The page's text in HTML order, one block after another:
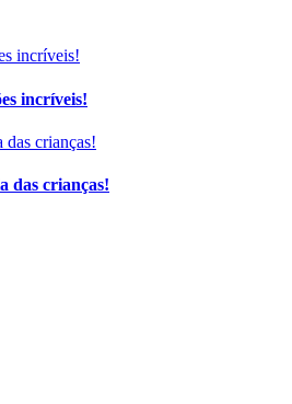
incríveis!
das crianças!